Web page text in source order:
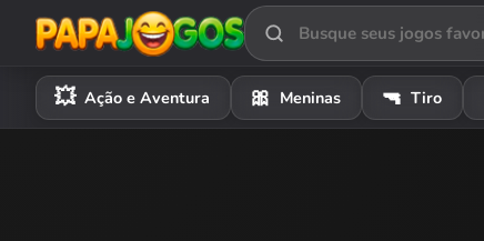
💥 Ação e Aventura 🎀 Meninas 🔫 Tiro